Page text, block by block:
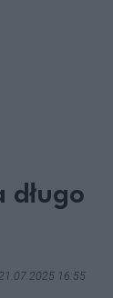
długo
16:55